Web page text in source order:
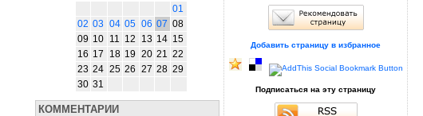
01
02 03 04 05 06 07 08
09 10 11 12 13 14 15
16 17 18 19 20 21 22
23 24 25 26 27 28 29
30 31
КОММЕНТАРИИ
Добавить страницу в избранное
Подписаться на эту страницу